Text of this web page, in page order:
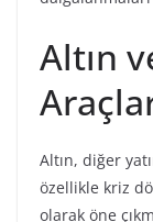
Altın
Altın, diğer
özellikle kriz
olarak öne